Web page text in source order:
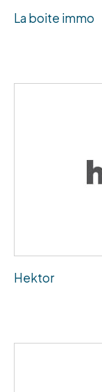
La boite immo
Hektor